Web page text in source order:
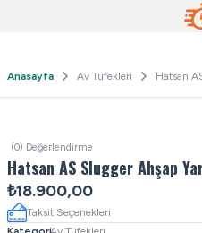
Anasayfa Av Tüfekleri Hatsan
(0) Değerlendirme
Hatsan AS Slugger Ahşap
₺18.900,00
Taksit Seçenekleri